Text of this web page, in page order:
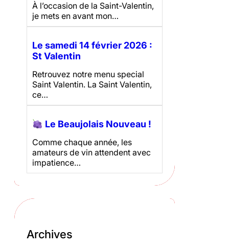
À l’occasion de la Saint-Valentin,
je mets en avant mon…
Le samedi 14 février 2026 :
St Valentin
Retrouvez notre menu special
Saint Valentin. La Saint Valentin,
ce…
Le Beaujolais Nouveau !
Comme chaque année, les
amateurs de vin attendent avec
impatience…
Archives